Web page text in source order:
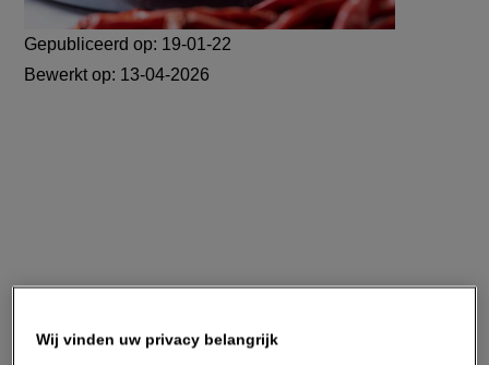
Gepubliceerd op: 19-01-22
Bewerkt op: 13-04-2026
Wij vinden uw privacy belangrijk